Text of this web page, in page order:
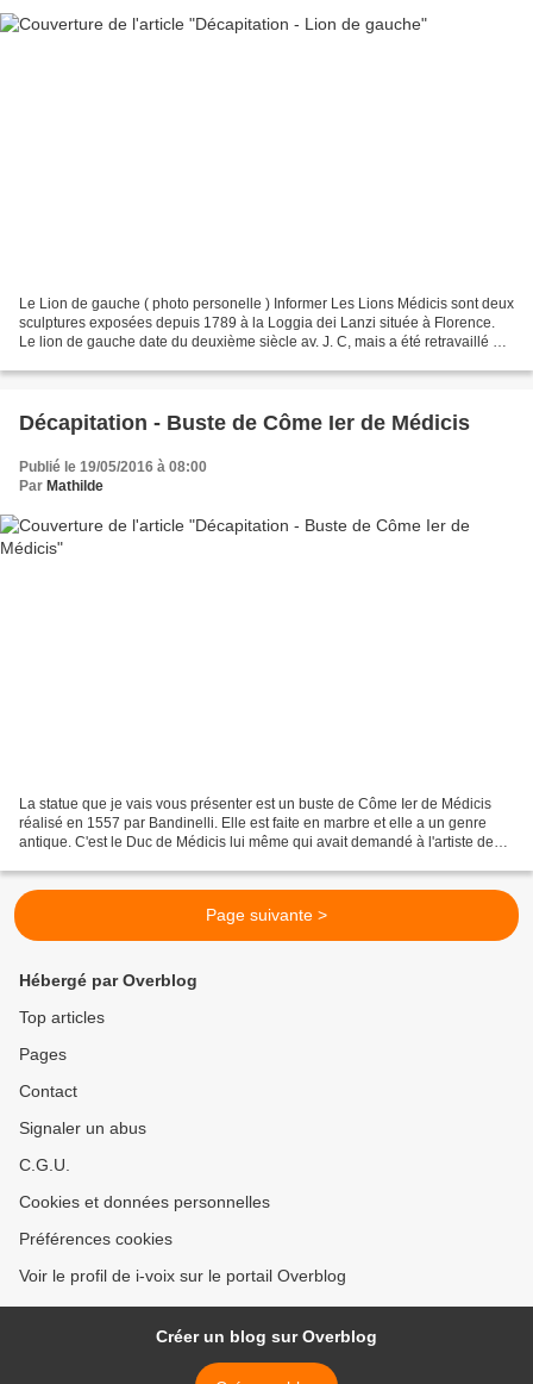
Le Lion de gauche ( photo personelle ) Informer Les Lions Médicis sont deux
sculptures exposées depuis 1789 à la Loggia dei Lanzi située à Florence.
Le lion de gauche date du deuxième siècle av. J. C, mais a été retravaillé par
Décapitation - Buste de Côme Ier de Médicis
Publié le 19/05/2016 à 08:00
Par Mathilde
La statue que je vais vous présenter est un buste de Côme Ier de Médicis
réalisé en 1557 par Bandinelli. Elle est faite en marbre et elle a un genre
antique. C'est le Duc de Médicis lui même qui avait demandé à l'artiste de
Page suivante >
Hébergé par Overblog
Top articles
Pages
Contact
Signaler un abus
C.G.U.
Cookies et données personnelles
Préférences cookies
Voir le profil de i-voix sur le portail Overblog
Créer un blog sur Overblog